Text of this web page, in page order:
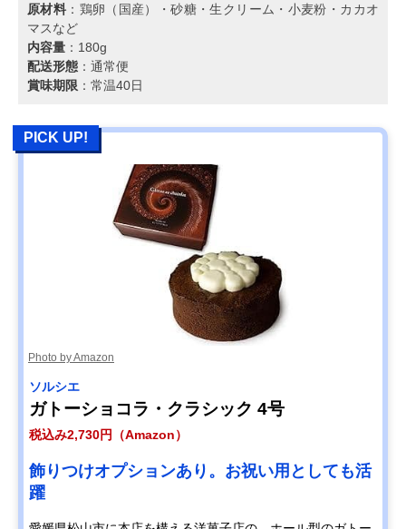
原材料 ：鶏卵（国産）・砂糖・生クリーム・小麦粉・カカオ
マスなど
内容量 ：180g
配送形態 ：通常便
賞味期限 ：常温40日
PICK UP!
Photo by Amazon
ソルシエ
ガトーショコラ・クラシック 4号
税込み2,730円（Amazon）
飾りつけオプションあり。お祝い用としても活
躍